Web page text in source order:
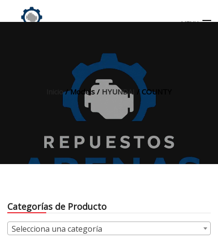
MENU
Inicio/ Models / HYUNDAI / COUNTY
Categorías de Producto
Selecciona una categoría